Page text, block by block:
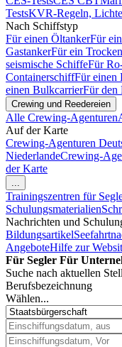
TestsKVR-Regeln,
Nach Schiffstyp
Für einen ÖltankerFür
GastankerFür ein
seismische SchiffeFür
ContainerschiffFür einen
einen BulkcarrierFür den
Crewing und Reedereien
Alle Crewing-Agenturen
Auf der Karte
Crewing-Agenturen
NiederlandeCrewing-
der Karte
...
Trainingszentren für
Schulungsmaterialien
Nachrichten und
Bildungsartikel
AngeboteHilfe zur
Für Segler Für
Suche nach aktuellen
Berufsbezeichnung
Wählen...